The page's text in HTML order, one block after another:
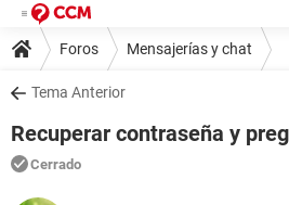
Foros Mensajerías y chat
Tema Anterior
Recuperar contraseña y
Cerrado